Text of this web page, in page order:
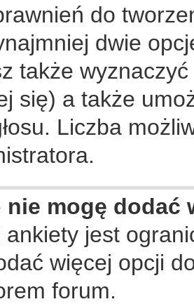
do
dwie
także
się) a także
Liczba
nie mogę
ankiety jest
więcej opcji
forum.